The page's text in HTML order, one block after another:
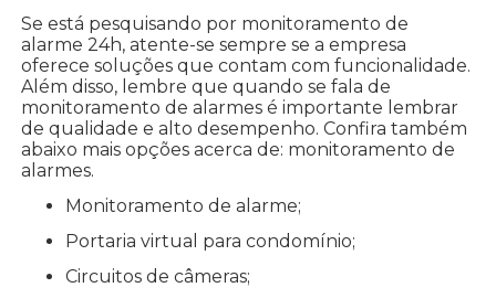
Se está pesquisando por monitoramento de
alarme 24h, atente-se sempre se a empresa
oferece soluções que contam com funcionalidade.
Além disso, lembre que quando se fala de
monitoramento de alarmes é importante lembrar
de qualidade e alto desempenho. Confira também
abaixo mais opções acerca de: monitoramento de
alarmes.
monitoramento de alarme;
portaria virtual para condomínio;
circuitos de câmeras;